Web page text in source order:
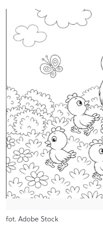
fot. Adobe Stock